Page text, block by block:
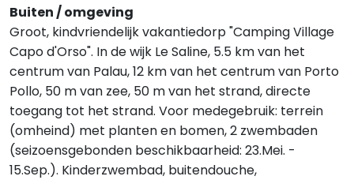
Buiten / omgeving
Groot, kindvriendelijk vakantiedorp "Camping Village
Capo d'Orso". In de wijk Le Saline, 5.5 km van het
centrum van Palau, 12 km van het centrum van Porto
Pollo, 50 m van zee, 50 m van het strand, directe
toegang tot het strand. Voor medegebruik: terrein
(omheind) met planten en bomen, 2 zwembaden
(seizoensgebonden beschikbaarheid: 23.Mei. -
15.Sep.). Kinderzwembad, buitendouche,